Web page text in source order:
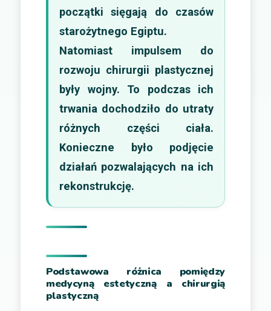
początki sięgają do czasów
starożytnego Egiptu.
Natomiast impulsem do
rozwoju chirurgii plastycznej
były wojny. To podczas ich
trwania dochodziło do utraty
różnych części ciała.
Konieczne było podjęcie
działań pozwalających na ich
rekonstrukcję.
Podstawowa różnica pomiędzy
medycyną estetyczną a chirurgią
plastyczną